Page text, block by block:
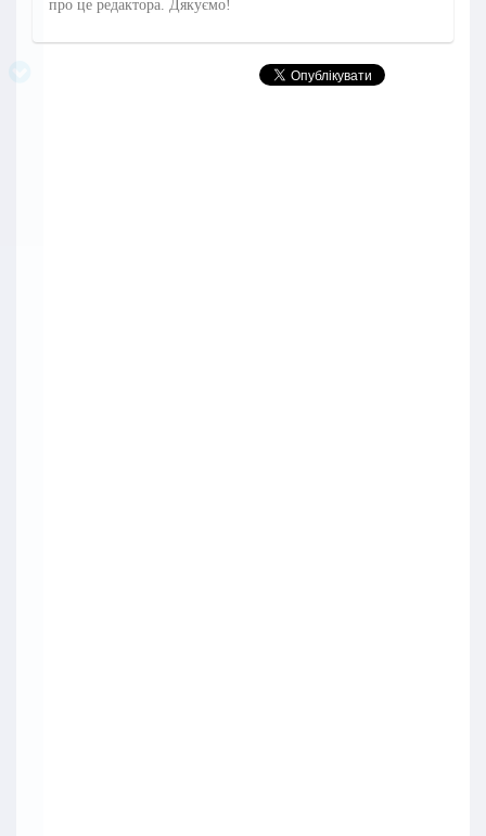
про це редактора. Дякуємо!